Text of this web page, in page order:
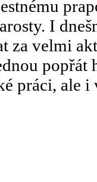
I
za velmi
popřát
práci, ale